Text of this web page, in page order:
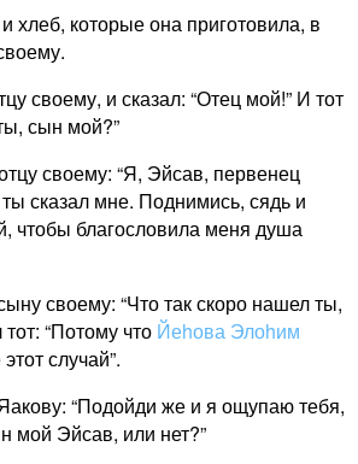
хлеб, которые она приготовила, в
своему, и сказал: “Отец мой!” И тот
сын мой?”
своему: “Я, Эйсав, первенец
сказал мне. Поднимись, сядь и
чтобы благословила меня душа
своему: “Что так скоро нашел ты,
“Потому что Йеhова Элоhим
случай”.
“Подойди же и я ощупаю тебя,
мой Эйсав, или нет?”